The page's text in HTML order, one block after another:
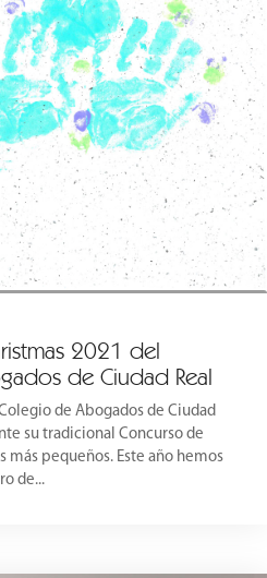
2021 del
de Ciudad Real
de Abogados de Ciudad
su tradicional Concurso de
más pequeños. Este año hemos
de...